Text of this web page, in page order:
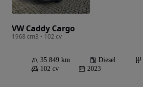
VW Caddy Cargo
1968 cm3 • 102 cv
35 849 km Diesel
102 cv
2023